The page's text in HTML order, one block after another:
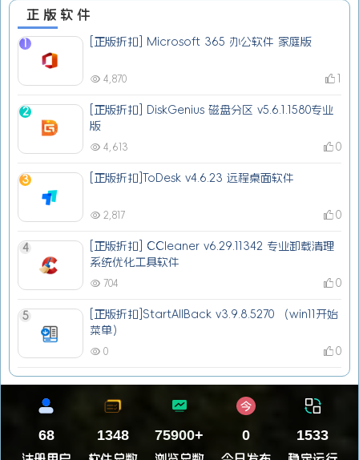
正版软件
1 [正版折扣] Microsoft 365 办公软件 家庭版
4,870 1
2
[正版折扣] DiskGenius 磁盘分区 v5.6.1.1580专业
版
4,613 0
3 [正版折扣]ToDesk v4.6.23 远程桌面软件
2,817 0
4
[正版折扣] CCleaner v6.29.11342 专业卸载清理
系统优化工具软件
704 0
5
[正版折扣]StartAllBack v3.9.8.5270 （win11开始
菜单）
0 0
68 1348 83945+ 0 1533